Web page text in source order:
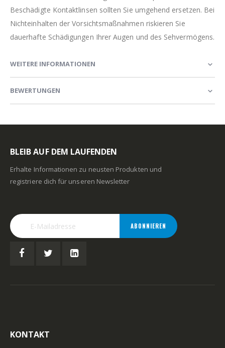
Beschädigte Kontaktlinsen sollten Sie umgehend ersetzen. Bei
Nichteinhalten der Vorsichtsmaßnahmen riskieren Sie
dauerhafte Schädigungen Ihrer Augen und des Sehvermögens.
WEITERE INFORMATIONEN
BEWERTUNGEN
BLEIB AUF DEM LAUFENDEN
Erhalte Informationen zu neusten Produkten und
registriere dich für unseren Newsletter
ABONNIEREN
KONTAKT